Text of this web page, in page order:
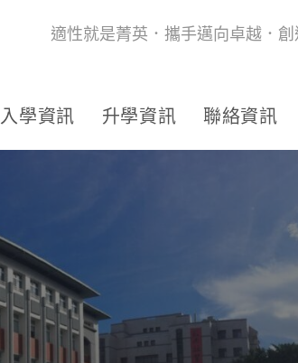
適性就是菁英．攜手邁向卓越．
入學資訊 升學資訊 聯絡資訊